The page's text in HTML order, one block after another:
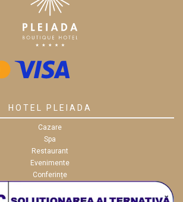
HOTEL PLEIADA
Cazare
Spa
Restaurant
Evenimente
Conferințe